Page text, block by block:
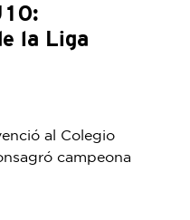
la Liga
al Colegio
campeona